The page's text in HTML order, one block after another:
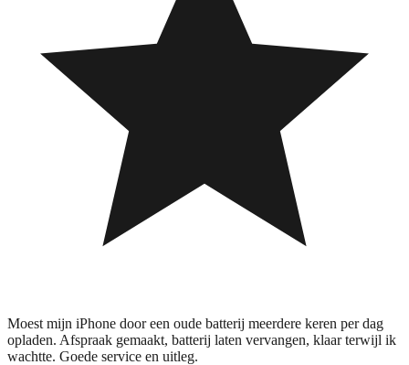
Moest mijn iPhone door een oude batterij meerdere keren per dag
opladen. Afspraak gemaakt, batterij laten vervangen, klaar terwijl ik
wachtte. Goede service en uitleg.